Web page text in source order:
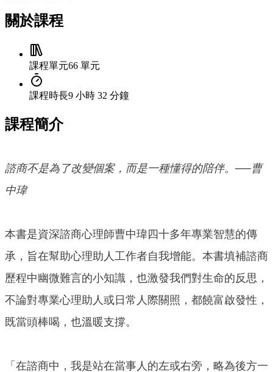
關於課程
課程單元66 單元
課程時長9 小時 32 分鐘
課程簡介
諮商不是為了改變個案，而是一種懂得的陪伴。──曹
中瑋
本書是資深諮商心理師曹中瑋四十多年專業智慧的傳
承，旨在幫助心理助人工作者自我增能。本書填補諮商
歷程中幽微難言的小知識，也激發我們對生命的反思，
不論對專業心理助人或日常人際關照，都饒富啟發性，
既當頭棒喝，也溫暖支撐。
「在諮商中，我是站在當事人的左或右旁，略為後方一